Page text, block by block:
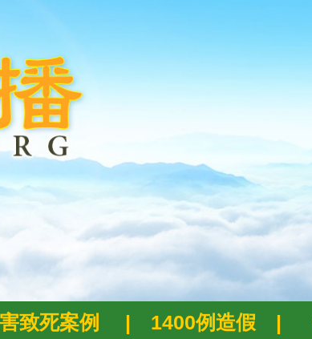
致死案例 | 1400例造假 |